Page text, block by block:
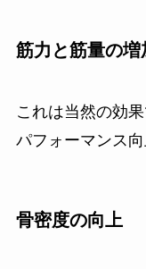
筋力と筋量の増
これは当然の効
パフォーマンス向
骨密度の向上